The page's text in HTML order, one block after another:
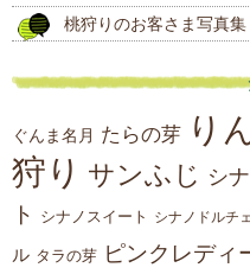
桃狩りのお客さま写真集
ぐんま名月 たらの芽 り
狩り サンふじ シ
ト
シナノスイート シナノドルチ
ル タラの芽 ピンクレディ